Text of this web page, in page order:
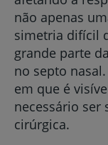
não apenas
simetria difícil
grande parte
no septo
em que é
necessário ser
cirúrgica.